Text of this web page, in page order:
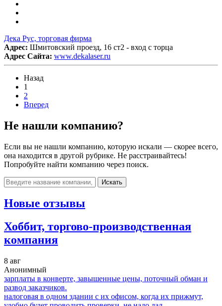
Дека Рус, торговая фирма
Адрес: Шмитовский проезд, 16 ст2 - вход с торца
Адрес Сайта: www.dekalaser.ru
Назад
1
2
Вперед
Не нашли компанию?
Если вы не нашли компанию, которую искали — скорее всего,
она находится в другой рубрике. Не расстраивайтесь!
Попробуйте найти компанию через поиск.
Искать
Новые отзывы
Хоббит, торгово-производственная
компания
8 авг
Анонимный
зарплаты в конверте, завышенные цены, поточный обман и
развод заказчиков.
налоговая в одном здании с их офисом, когда их прижмут,